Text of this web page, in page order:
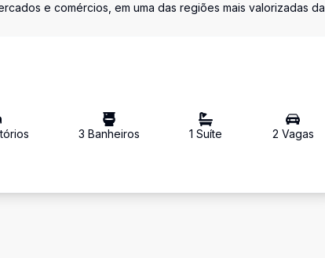
e comércios, em uma das regiões mais valorizadas da
s 3 Banheiros 1 Suíte 2 Vagas